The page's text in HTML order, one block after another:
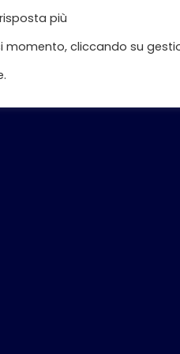
Corsi
più
cliccando su